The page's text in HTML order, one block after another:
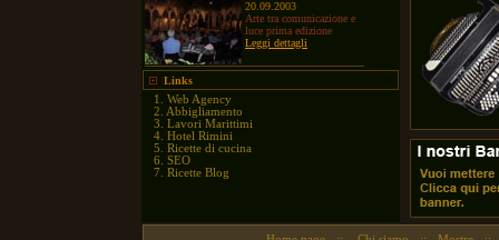
20.09.2003
Arte tra comunicazione e
luce prima edizione
Leggi dettagli
Links
1. Web Agency
2. Abbigliamento
3. Lavori Marittimi
4. Hotel Rimini
5. Ricette di cucina
6. SEO
7. Ricette Blog